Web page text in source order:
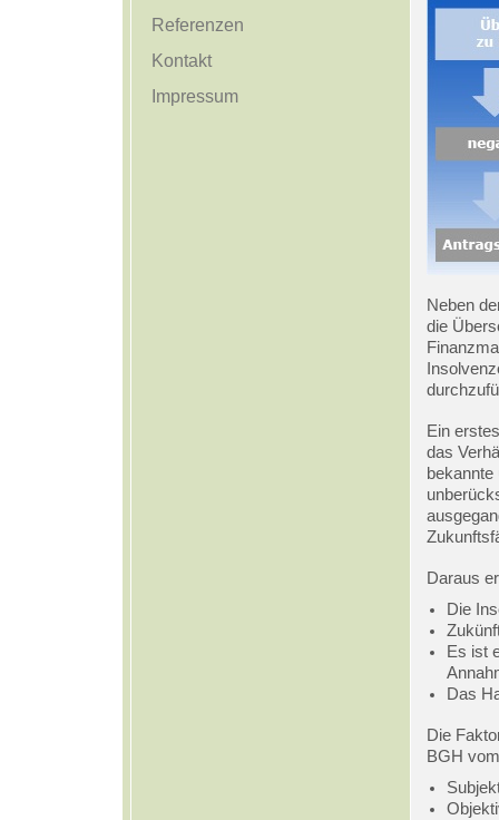
Neben
die
Ein
das
Daraus
Die
Es ist
Das
Die
BGH
Referenzen
Kontakt
Impressum